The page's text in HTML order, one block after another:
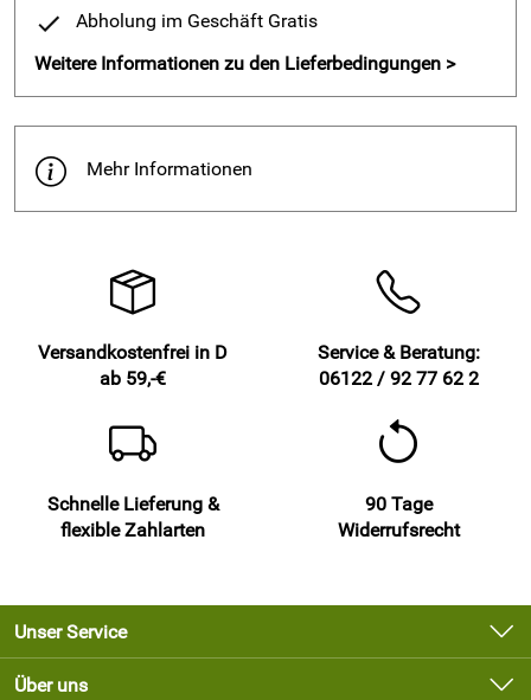
Abholung im Geschäft Gratis
Weitere Informationen zu den Lieferbedingungen >
Mehr Informationen
Versandkostenfrei in D
ab 59,-€
Service & Beratung:
06122 / 92 77 62 2
Schnelle Lieferung &
flexible Zahlarten
90 Tage
Widerrufsrecht
Unser Service
Kontakt
Über uns